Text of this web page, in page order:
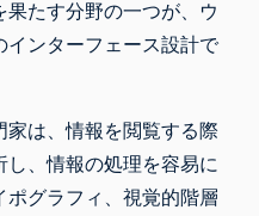
たす分野の一つが、ウ
インターフェース設計で
家は、情報を閲覧する際
、情報の処理を容易に
グラフィ、視覚的階層